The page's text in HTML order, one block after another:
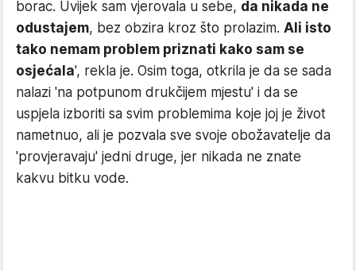
borac. Uvijek sam vjerovala u sebe, da nikada ne
odustajem, bez obzira kroz što prolazim. Ali isto
tako nemam problem priznati kako sam se
osjećala', rekla je. Osim toga, otkrila je da se sada
nalazi 'na potpunom drukčijem mjestu' i da se
uspjela izboriti sa svim problemima koje joj je život
nametnuo, ali je pozvala sve svoje obožavatelje da
'provjeravaju' jedni druge, jer nikada ne znate
kakvu bitku vode.